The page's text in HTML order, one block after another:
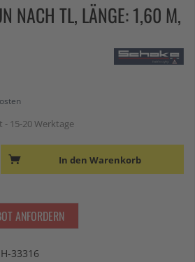
NACH TL, LÄNGE: 1,60 M,
- 15-20 Werktage
In den Warenkorb
ANFORDERN
33316